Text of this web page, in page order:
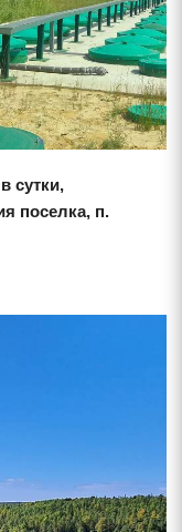
сутки,
поселка, п.